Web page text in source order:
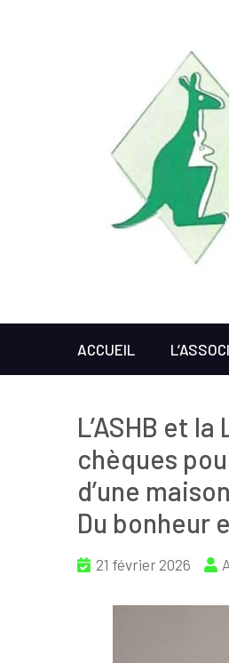
ACCUEIL
L’ASHB et
chèques
d’une
Du bonheur
21 février 2026